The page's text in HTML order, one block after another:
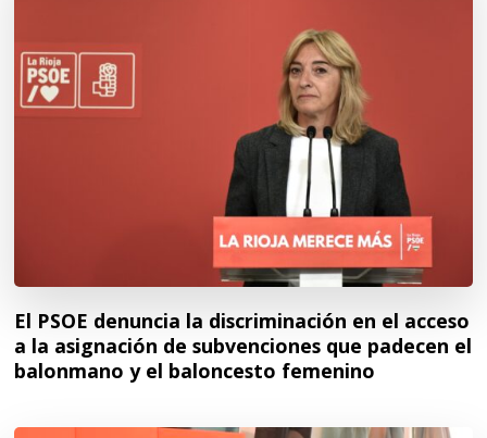
El PSOE denuncia la discriminación en el acceso
a la asignación de subvenciones que padecen el
balonmano y el baloncesto femenino